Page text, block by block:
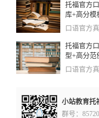
托福官方
库+高分模
口语官方
托福官方
型+高分范
口语官方
小站教育托
群号：